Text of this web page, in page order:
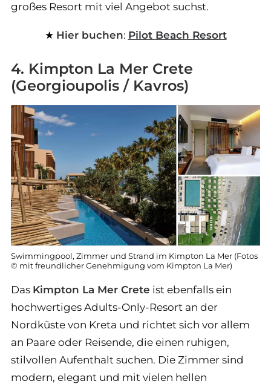
großes Resort mit viel Angebot suchst.
Hier buchen: Pilot Beach Resort
4. Kimpton La Mer Crete
(Georgioupolis / Kavros)
Swimmingpool, Zimmer und Strand im Kimpton La Mer (Fotos
© mit freundlicher Genehmigung vom Kimpton La Mer)
Das Kimpton La Mer Crete ist ebenfalls ein
hochwertiges Adults-Only-Resort an der
Nordküste von Kreta und richtet sich vor allem
an Paare oder Reisende, die einen ruhigen,
stilvollen Aufenthalt suchen. Die Zimmer sind
modern, elegant und mit vielen hellen